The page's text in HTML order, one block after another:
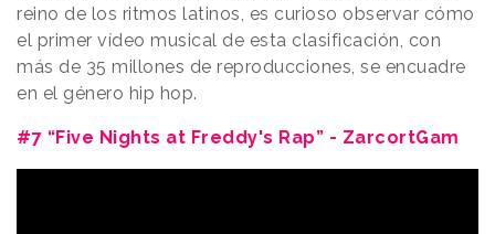
reino de los ritmos latinos, es curioso observar cómo
el primer vídeo musical de esta clasificación, con
más de 35 millones de reproducciones, se encuadre
en el género hip hop.
#7 “Five Nights at Freddy's Rap” - ZarcortGam